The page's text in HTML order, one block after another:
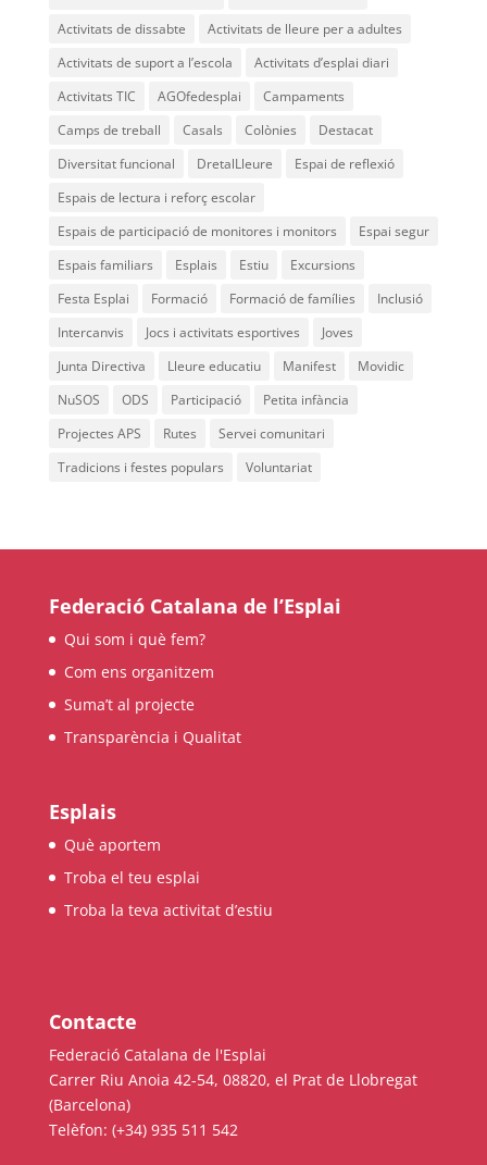
Activitats de dissabte
Activitats de lleure per a adultes
Activitats de suport a l’escola
Activitats d’esplai diari
Activitats TIC
AGOfedesplai
Campaments
Camps de treball
Casals Colònies
Destacat
Diversitat funcional
DretalLleure
Espai de reflexió
Espais de lectura i reforç escolar
Espais de participació de monitores i monitors
Espai segur
Espais familiars
Esplais Estiu
Excursions
Festa Esplai
Formació Formació de famílies
Inclusió
Intercanvis
Jocs i activitats esportives
Joves
Junta Directiva
Lleure educatiu Manifest
Movidic
NuSOS
ODS Participació
Petita infància
Projectes APS
Rutes
Servei comunitari
Tradicions i festes populars
Voluntariat
Federació Catalana de l’Esplai
Qui som i què fem?
Com ens organitzem
Suma’t al projecte
Transparència i Qualitat
Esplais
Què aportem
Troba el teu esplai
Troba la teva activitat d’estiu
Contacte
Federació Catalana de l'Esplai
Carrer Riu Anoia 42-54, 08820, el Prat de Llobregat
(Barcelona)
Telèfon: (+34) 935 511 542
CONEIX FUNDESPLAI
La Fundació
L'equip
Missió i valors
Els comptes clars
Proposta educativa
ACTUALITAT
Butlletins
Xarxes socials
COL·LABORA
Fes un donatiu
Treballa amb nosaltres